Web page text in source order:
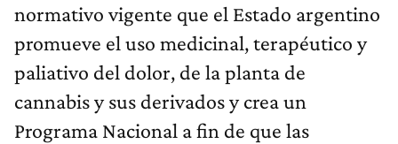
normativo vigente que el Estado argentino
promueve el uso medicinal, terapéutico y
paliativo del dolor, de la planta de
cannabis y sus derivados y crea un
Programa Nacional a fin de que las